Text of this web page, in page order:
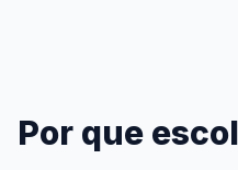
Por que